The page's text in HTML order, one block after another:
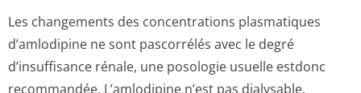
Les changements des concentrations plasmatiques
d’amlodipine ne sont pascorrélés avec le degré
d’insuffisance rénale, une posologie usuelle estdonc
recommandée. L’amlodipine n’est pas dialysable.